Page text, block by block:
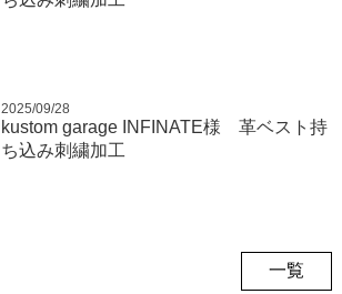
2025/09/28
kustom garage INFINATE様 革ベスト持
ち込み刺繍加工
一覧